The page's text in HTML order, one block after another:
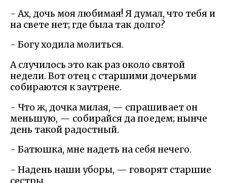
- Ах, дочь моя любимая! Я думал, что тебя и
на свете нет; где была так долго?
- Богу ходила молиться.
А случилось это как раз около святой
недели. Вот отец с старшими дочерьми
собираются к заутрене.
- Что ж, дочка милая, — спрашивает он
меньшую, — собирайся да поедем; нынче
день такой радостный.
- Батюшка, мне надеть на себя нечего.
- Надень наши уборы, — говорят старшие